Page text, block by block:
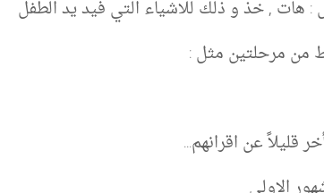
من مرحلتين مثل :
قليلاً عن اقرانهم...